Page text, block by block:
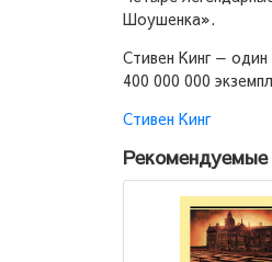
Шоушенка».
Стивен Кинг —
400 000 000
Стивен Кинг